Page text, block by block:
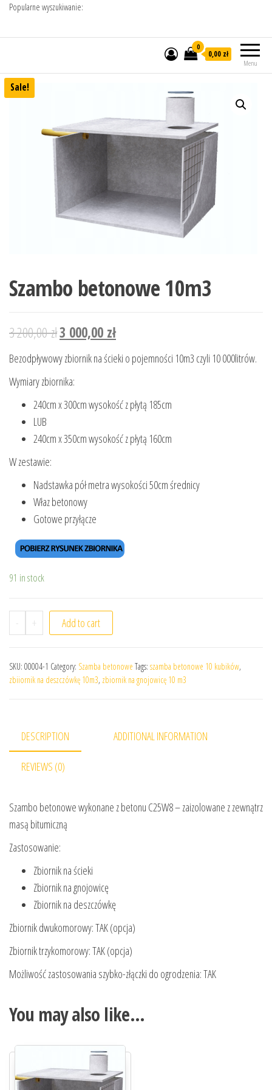
Popularne wyszukiwanie:
Menu
0
0,00 zł
Sale!
Szambo betonowe 10m3
3 200,00zł3 000,00 zł
Bezodpływowy zbiornik na ścieki o pojemności 10m3 czyli 10 000litrów.
Wymiary zbiornika:
240cm x 300cm wysokość z płytą 185cm
LUB
240cm x 350cm wysokość z płytą 160cm
W zestawie:
Nadstawka pół metra wysokości 50cm średnicy
Właz betonowy
Gotowe przyłącze
91 in stock
- + Add to cart
SKU: 00004-1 Category: Szamba betonowe Tags: szamba betonowe 10 kubików,
zbiiornik na deszczówkę 10m3, zbiornik na gnojowicę 10 m3
DESCRIPTION ADDITIONAL INFORMATION
REVIEWS (0)
Szambo betonowe wykonane z betonu C25W8 – zaizolowane z zewnątrz
masą bitumiczną
Zastosowanie:
Zbiornik na ścieki
Zbiornik na gnojowicę
Zbiornik na deszczówkę
Zbiornik dwukomorowy: TAK (opcja)
Zbiornik trzykomorowy: TAK (opcja)
Możliwość zastosowania szybko-złączki do ogrodzenia: TAK
You may also like…